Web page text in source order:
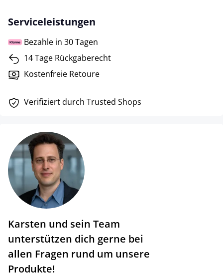
Serviceleistungen
Bezahle in 30 Tagen
14 Tage Rückgaberecht
Kostenfreie Retoure
Verifiziert durch Trusted Shops
Karsten und sein Team
unterstützen dich gerne bei
allen Fragen rund um unsere
Produkte!